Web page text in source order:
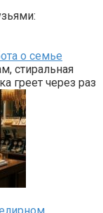
о семье
стиральная
греет через раз